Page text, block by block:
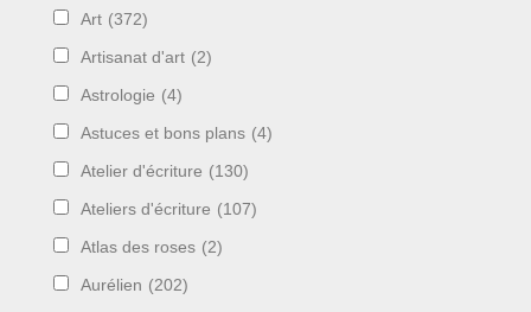
Art (372)
Artisanat d'art (2)
Astrologie (4)
Astuces et bons plans (4)
Atelier d'écriture (130)
Ateliers d'écriture (107)
Atlas des roses (2)
Aurélien (202)